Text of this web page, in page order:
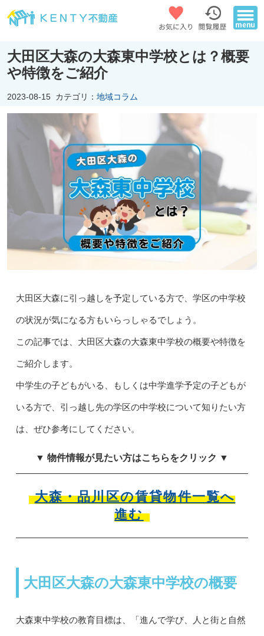
大田区大森の大森東中学校とは？概要
や特徴をご紹介
2023-08-15 カテゴリ： 地域コラム
大田区大森に引っ越しを予定している方で、学区の中学校
の状況が気になる方もいらっしゃるでしょう。
この記事では、大田区大森の大森東中学校の概要や特徴を
ご紹介します。
中学生の子どもがいる、もしくは中学進学予定の子どもが
いる方で、引っ越し先の学区の中学校について知りたい方
は、ぜひ参考にしてください。
▼ 物件情報が見たい方はこちらをクリック ▼
大森・品川区の賃貸物件一覧へ
進む
大田区大森の大森東中学校の概要
大森東中学校の教育目標は、「進んで学び、人と街と自然